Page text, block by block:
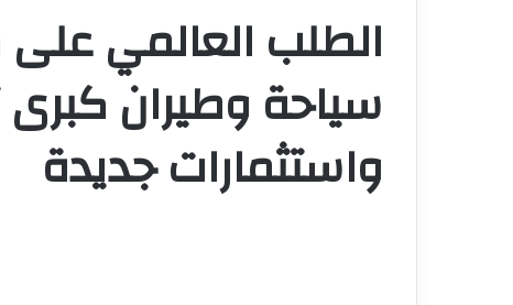
الطلب العالمي
سياحة وطيران
واستثمارات جديدة